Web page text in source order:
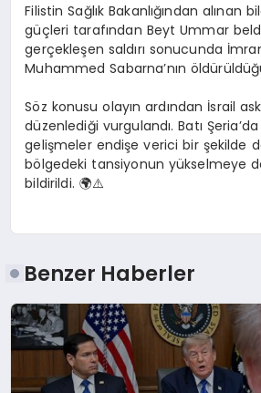
Filistin Sağlık Bakanlığından alınan
güçleri tarafından Beyt Ummar
gerçekleşen saldırı sonucunda
Muhammed Sabarna’nın
Söz konusu olayın ardından İsrail
düzenlediği vurgulandı. Batı
gelişmeler endişe verici bir şekilde
bölgedeki tansiyonun yükselmeye
bildirildi. 🌍⚠️
Benzer Haberler